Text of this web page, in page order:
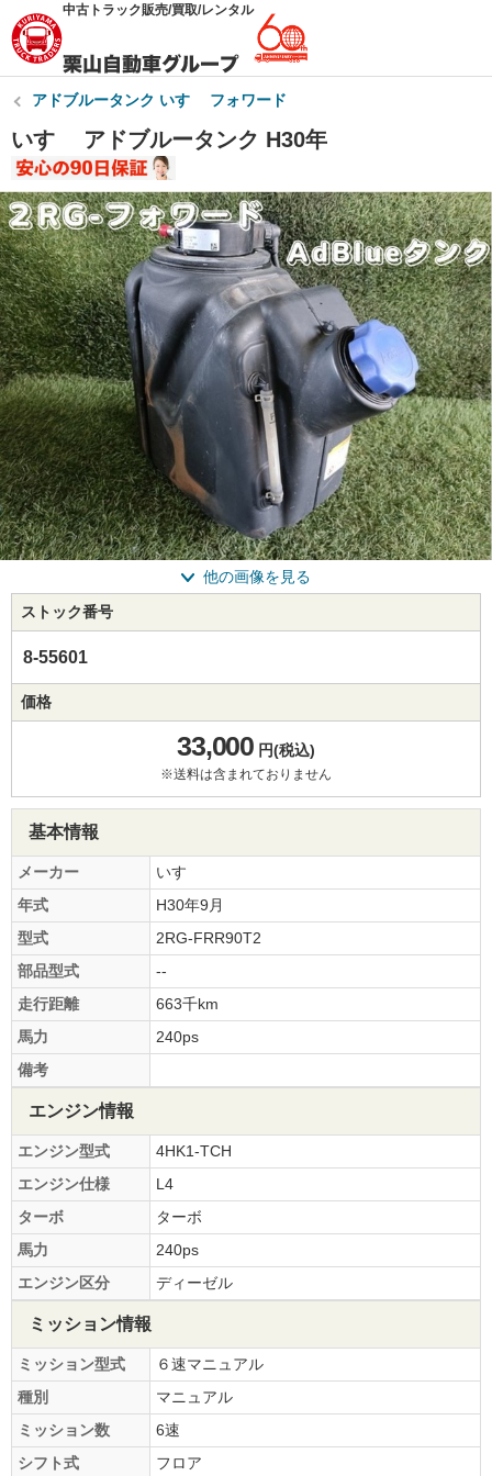
中古トラック販売/買取/レンタル
アドブルータンク いすゞ フォワード
いすゞ アドブルータンク H30年
他の画像を見る
ストック番号
8-55601
価格
33,000円(税込)
※送料は含まれておりません
基本情報
メーカー
いすゞ
年式
H30年9月
型式
2RG-FRR90T2
部品型式
--
走行距離
663千km
馬力
240ps
備考
エンジン情報
エンジン型式
4HK1-TCH
エンジン仕様
L4
ターボ
ターボ
馬力
240ps
エンジン区分
ディーゼル
ミッション情報
ミッション型式
６速マニュアル
種別
マニュアル
ミッション数
6速
シフト式
フロア